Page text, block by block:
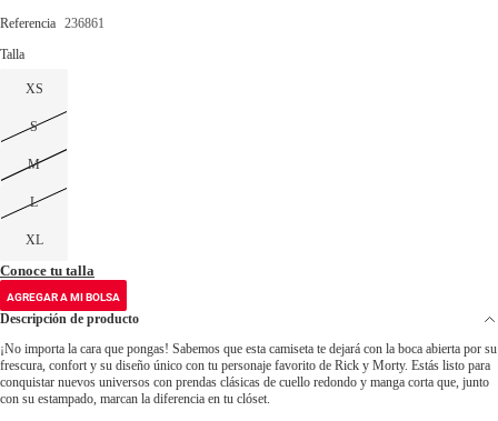
Referencia 236861
Talla
XS
S
M
L
XL
Conoce tu talla
AGREGAR A MI BOLSA
Descripción de producto
¡No importa la cara que pongas! Sabemos que esta camiseta te dejará con la boca abierta por su
frescura, confort y su diseño único con tu personaje favorito de Rick y Morty. Estás listo para
conquistar nuevos universos con prendas clásicas de cuello redondo y manga corta que, junto
con su estampado, marcan la diferencia en tu clóset.